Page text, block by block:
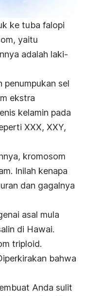
ke tuba falopi
yaitu
adalah laki-
penumpukan sel
ekstra
kelamin pada
XXX, XXY,
kromosom
Inilah kenapa
dan gagalnya
asal mula
di Hawai.
triploid.
bahwa
Anda sulit